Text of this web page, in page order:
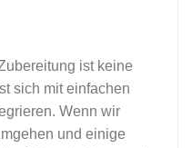
ist keine
sich mit einfachen
Wenn wir
und einige